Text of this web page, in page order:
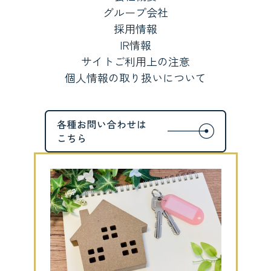
グループ会社
採用情報
IR情報
サイトご利用上の注意
個人情報の取り扱いについて